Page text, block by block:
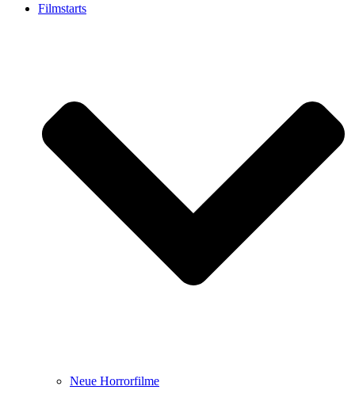
Filmstarts
Neue Horrorfilme